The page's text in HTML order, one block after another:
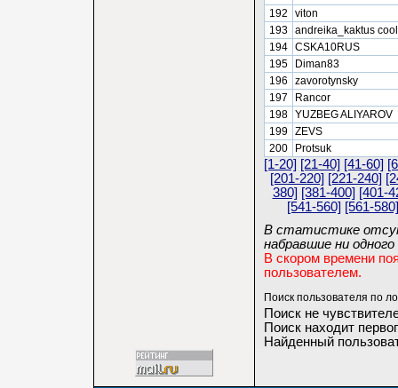
192
viton
193 andreika_kaktus cool
194 CSKA10RUS
195
Diman83
196
zavorotynsky
197
Rancor
198 YUZBEG ALIYAROV
199 ZEVS
200
Protsuk
[1-20] [21-40] [41-60]
[201-220] [221-240]
380] [381-400] [401-
[541-560] [561-580]
В статистике
набравшие ни одного
В скором времени
пользователем.
Поиск пользователя по
Поиск не
Поиск находит
Найденный